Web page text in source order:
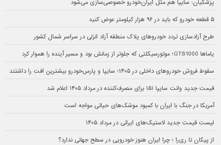
پزشکیان: سایپا هم مثل ایران‌خودرو خصوصی‌سازی می‌شود
۵ قطعه خودرو که باید در ۹۶ هزار کیلومتر عوض کنید
طرح آزادسازی تردد خودروهای پلاک منطقه آزاد انزلی در سراسر شمال کشور
یاماها GTS1000؛ موتورسیکلتی که جلوتر از زمانش بود و مسیر آینده را هموار کرد
سقوط فروش خودروهای داخلی در ۱۴۰۵؛ سایپا و پارس‌خودرو بیشترین افت را داشتند
قیمت جدید وانت سایپا ۱۵۱ برای مصرف‌کننده در مرداد ۱۴۰۵ اعلام شد
آمریکا در جنگ با ایران با کمبود موشک‌های حیاتی مواجه است
لیست قیمت جدید لاستیک‌های ایرانی در مرداد ۱۴۰۵
از پیکان تا ری‌را ؛ چرا ایران هنوز خودرویی در سطح جهانی ندارد؟